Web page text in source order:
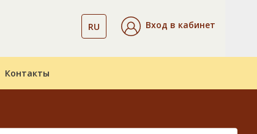
RU Вход в кабинет
Контакты